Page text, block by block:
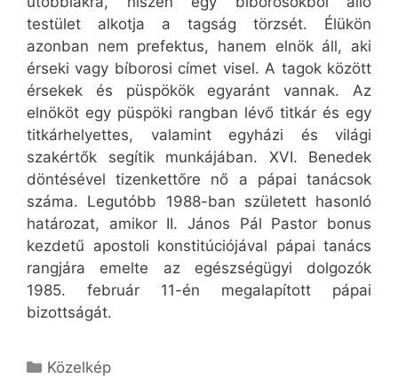
testület alkotja a tagság törzsét. Élükön
azonban nem prefektus, hanem elnök áll, aki
érseki vagy bíborosi címet visel. A tagok között
érsekek és püspökök egyaránt vannak. Az
elnököt egy püspöki rangban lévő titkár és egy
titkárhelyettes, valamint egyházi és világi
szakértők segítik munkájában. XVI. Benedek
döntésével tizenkettőre nő a pápai tanácsok
száma. Legutóbb 1988-ban született hasonló
határozat, amikor II. János Pál Pastor bonus
kezdetű apostoli konstitúciójával pápai tanács
rangjára emelte az egészségügyi dolgozók
1985. február 11-én megalapított pápai
bizottságát.
Kategória
Közelkép